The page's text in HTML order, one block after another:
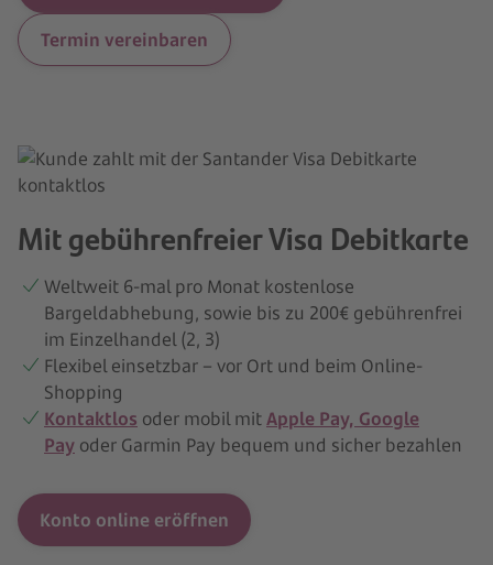
Termin vereinbaren
Mit gebührenfreier Visa Debitkarte
Weltweit 6-mal pro Monat kostenlose
Bargeldabhebung, sowie bis zu 200€ gebührenfrei
im Einzelhandel (2, 3)
Flexibel einsetzbar – vor Ort und beim Online-
Shopping
Kontaktlos oder mobil mitApple Pay, Google
Pay oder Garmin Pay bequem und sicher bezahlen
Konto online eröffnen